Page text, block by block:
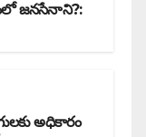
జనసేనాని?:
అధికారం